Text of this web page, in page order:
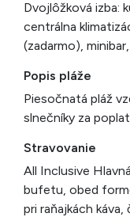
Dvojlôžková izba:
centrálna
(zadarmo),
Popis pláže
Piesočnatá pláž
slnečníky za
Stravovanie
All Inclusive
bufetu, obed
pri raňajkách